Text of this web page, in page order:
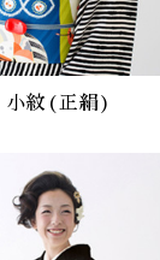
小紋(正絹)